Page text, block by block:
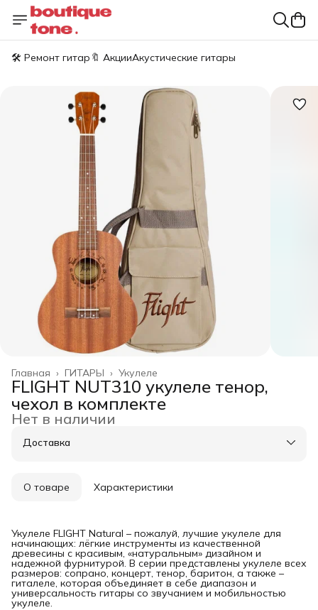
🛠️ Ремонт гитар 🔖 АкцииАкустические гитары
Укулеле
ГИТАРЫ ›
Главная ›
FLIGHT NUT310 укулеле тенор,
чехол в комплекте
Нет в наличии
Доставка
О товаре Характеристики
Укулеле FLIGHT Natural – пожалуй, лучшие укулеле для
начинающих: лёгкие инструменты из качественной
древесины с красивым, «натуральным» дизайном и
надежной фурнитурой. В серии представлены укулеле всех
размеров: сопрано, концерт, тенор, баритон, а также –
гиталеле, которая объединяет в себе диапазон и
универсальность гитары со звучанием и мобильностью
укулеле.